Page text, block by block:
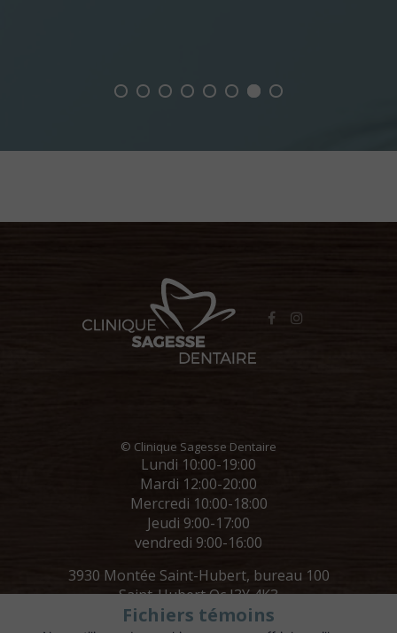
Fichiers témoins
© Clinique Sagesse Dentaire
Lundi 10:00-19:00
Mardi 12:00-20:00
Mercredi 10:00-18:00
Jeudi 9:00-17:00
vendredi 9:00-16:00
3930 Montée Saint-Hubert, bureau 100
Saint-Hubert Qc J3Y 4K3